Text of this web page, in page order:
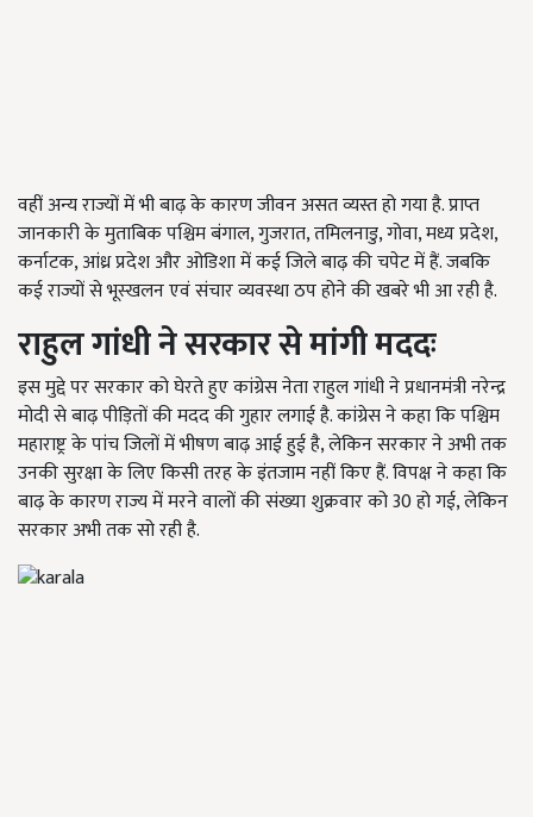
वहीं अन्य राज्यों में भी बाढ़ के कारण जीवन असत व्यस्त हो गया है. प्राप्त
जानकारी के मुताबिक पश्चिम बंगाल, गुजरात, तमिलनाडु, गोवा, मध्य प्रदेश,
कर्नाटक, आंध्र प्रदेश और ओडिशा में कई जिले बाढ़ की चपेट में हैं. जबकि
कई राज्यों से भूस्खलन एवं संचार व्यवस्था ठप होने की खबरे भी आ रही है.
राहुल गांधी ने सरकार से मांगी मददः
इस मुद्दे पर सरकार को घेरते हुए कांग्रेस नेता राहुल गांधी ने प्रधानमंत्री नरेन्द्र
मोदी से बाढ़ पीड़ितों की मदद की गुहार लगाई है. कांग्रेस ने कहा कि पश्चिम
महाराष्ट्र के पांच जिलों में भीषण बाढ़ आई हुई है, लेकिन सरकार ने अभी तक
उनकी सुरक्षा के लिए किसी तरह के इंतजाम नहीं किए हैं. विपक्ष ने कहा कि
बाढ़ के कारण राज्य में मरने वालों की संख्या शुक्रवार को 30 हो गई, लेकिन
सरकार अभी तक सो रही है.